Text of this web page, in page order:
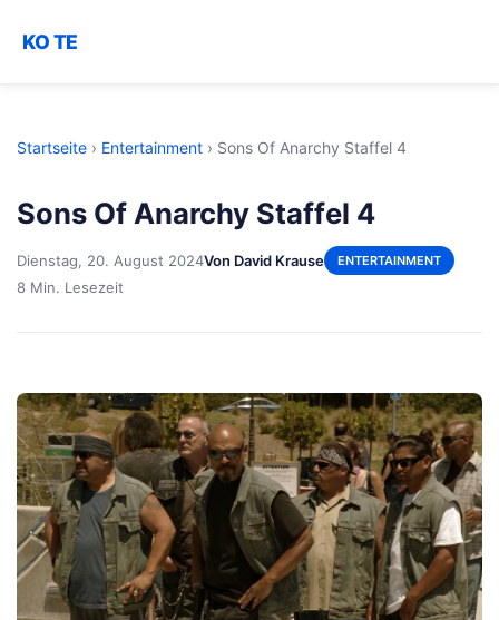
KO TE
Startseite › Entertainment › Sons Of Anarchy Staffel 4
Sons Of Anarchy Staffel 4
Dienstag, 20. August 2024Von David Krause ENTERTAINMENT
8 Min. Lesezeit